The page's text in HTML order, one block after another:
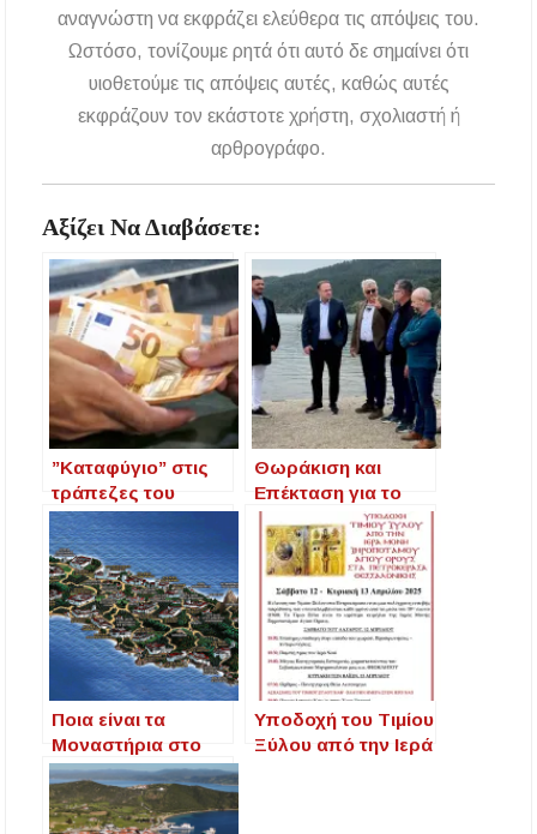
Η ΕΥΑΘ επεκτείνεται στη Χαλκιδική – Τι
αλλάζει με τον νέο νόμο για ύδρευση και
Χαλκιδική: Νεκρός 69χρονος λουόμενος στην
αναγνώστη να εκφράζει ελεύθερα τις απόψεις του.
Ωστόσο, τονίζουμε ρητά ότι αυτό δε σημαίνει ότι
υιοθετούμε τις απόψεις αυτές, καθώς αυτές
εκφράζουν τον εκάστοτε χρήστη, σχολιαστή ή
αρθρογράφο.
Αξίζει Να Διαβάσετε:
”Καταφύγιο” στις
τράπεζες του
εξωτερικού
αναζητούν οι
Έλληνες καταθέτες
– Αιτία τα χαμηλά
επιτόκια
Θωράκιση και
Επέκταση για το
Αλιευτικό
Καταφύγιο
Στρατωνίου με
Έργο 780.000€
Ποια είναι τα
Μοναστήρια στο
Άγιο Όρος
Χαλκιδική
Υποδοχή του Τιμίου
Ξύλου από την Ιερά